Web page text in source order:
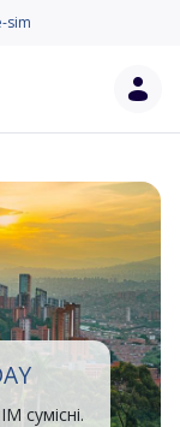
sim
сумісні.